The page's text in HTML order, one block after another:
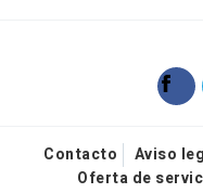
Contacto Aviso
Oferta de